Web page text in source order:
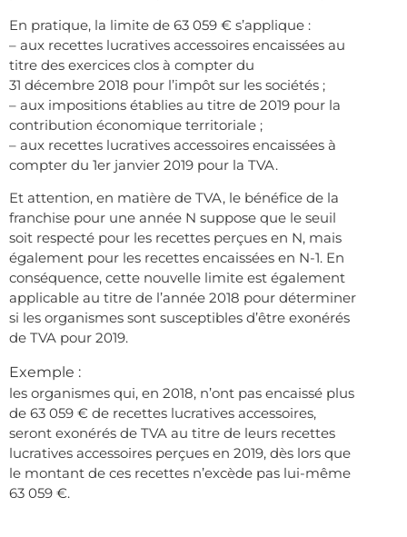
En pratique, la limite de 63 059 € s’applique :
– aux recettes lucratives accessoires encaissées au
titre des exercices clos à compter du
31 décembre 2018 pour l’impôt sur les sociétés ;
– aux impositions établies au titre de 2019 pour la
contribution économique territoriale ;
– aux recettes lucratives accessoires encaissées à
compter du 1er janvier 2019 pour la TVA.
Et attention, en matière de TVA, le bénéfice de la
franchise pour une année N suppose que le seuil
soit respecté pour les recettes perçues en N, mais
également pour les recettes encaissées en N-1. En
conséquence, cette nouvelle limite est également
applicable au titre de l’année 2018 pour déterminer
si les organismes sont susceptibles d’être exonérés
de TVA pour 2019.
Exemple :
les organismes qui, en 2018, n’ont pas encaissé plus
de 63 059 € de recettes lucratives accessoires,
seront exonérés de TVA au titre de leurs recettes
lucratives accessoires perçues en 2019, dès lors que
le montant de ces recettes n’excède pas lui-même
63 059 €.